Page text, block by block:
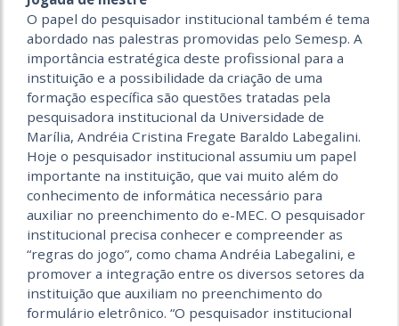
O papel do pesquisador institucional também é tema
abordado nas palestras promovidas pelo Semesp. A
importância estratégica deste profissional para a
instituição e a possibilidade da criação de uma
formação específica são questões tratadas pela
pesquisadora institucional da Universidade de
Marília, Andréia Cristina Fregate Baraldo Labegalini.
Hoje o pesquisador institucional assumiu um papel
importante na instituição, que vai muito além do
conhecimento de informática necessário para
auxiliar no preenchimento do e-MEC. O pesquisador
institucional precisa conhecer e compreender as
“regras do jogo”, como chama Andréia Labegalini, e
promover a integração entre os diversos setores da
instituição que auxiliam no preenchimento do
formulário eletrônico. “O pesquisador institucional